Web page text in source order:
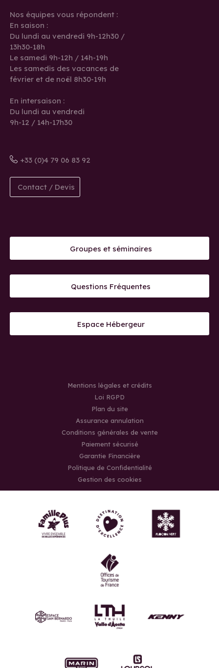
Nos équipes vous répondent :
En saison :
Du lundi au vendredi 9h-12h30 /
13h30-18h
Le samedi 9h-12h / 14h-19h
Les samedis des vacances de
février et de noël 8h30-19h
En intersaison :
Du lundi au vendredi
9h-12 / 14h-17h30
+33 (0)4 79 06 83 92
Contact / Devis
Groupes et séminaires
Questions Fréquentes
Espace Hébergeur
Mentions légales et crédits
Loi RGPD
Plan du site
Assurance annulation
Conditions générales de vente
Paiement sécurisé
Garantie Financière
Politique de Confidentialité
Gestion des cookies